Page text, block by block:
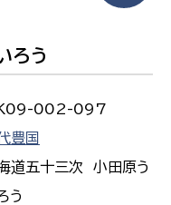
ろう
002-097
豊国
道五十三次 小田原う
う